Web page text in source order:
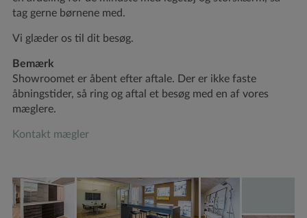
tag gerne børnene med.
Vi glæder os til dit besøg.
Bemærk
Showroomet er åbent efter aftale. Der er ikke faste
åbningstider, så ring og aftal et besøg med en af vores
mæglere.
Kontakt mægler